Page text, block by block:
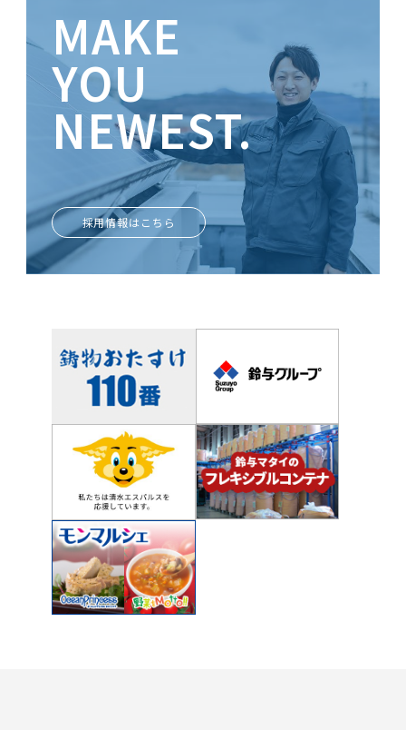
MAKE
YOU
NEWEST.
ときめきがあなたを輝かせる
採用情報はこちら